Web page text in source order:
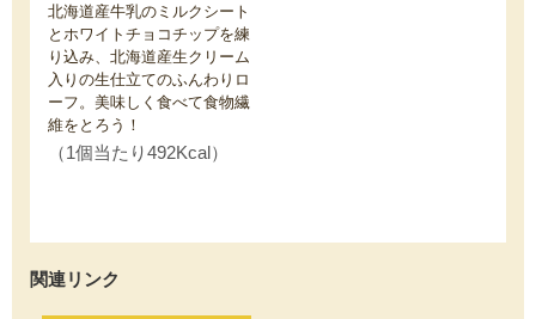
北海道産牛乳のミルクシート
とホワイトチョコチップを練
り込み、北海道産生クリーム
入りの生仕立てのふんわりロ
ーフ。美味しく食べて食物繊
維をとろう！
（1個当たり492Kcal）
関連リンク